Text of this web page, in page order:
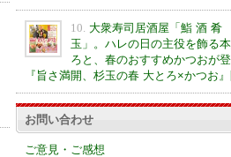
10. 大衆寿司居酒屋「鮨 酒
玉」。ハレの日の主役を飾る
ろと、春のおすすめかつおが登
『旨さ満開、杉玉の春 大とろ×かつお』
お問い合わせ
ご意見・ご感想